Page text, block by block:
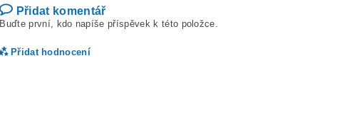
Přidat komentář
Buďte první, kdo napíše příspěvek k této položce.
Přidat hodnocení